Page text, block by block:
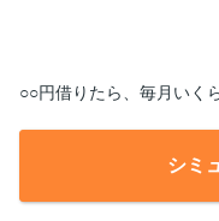
○○円借りたら、毎月いく
シミ